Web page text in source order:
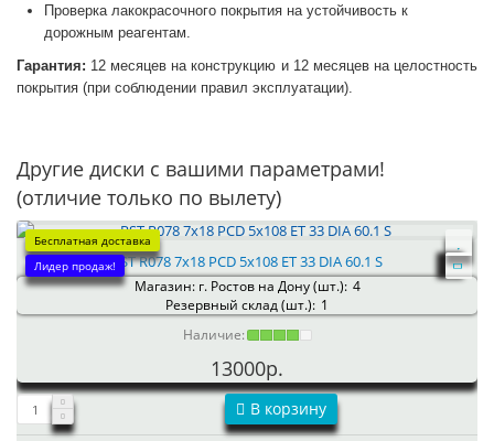
Проверка лакокрасочного покрытия на устойчивость к
дорожным реагентам.
Гарантия: 12 месяцев на конструкцию и 12 месяцев на целостность
покрытия (при соблюдении правил эксплуатации).
Другие диски с вашими параметрами!
(отличие только по вылету)
Бесплатная доставка
Лидер продаж!RST R078 7x18 PCD 5x108 ET 33 DIA 60.1 S
Магазин: г. Ростов на Дону (шт.): 4
Резервный склад (шт.): 1
Наличие:
13000р.
В корзину